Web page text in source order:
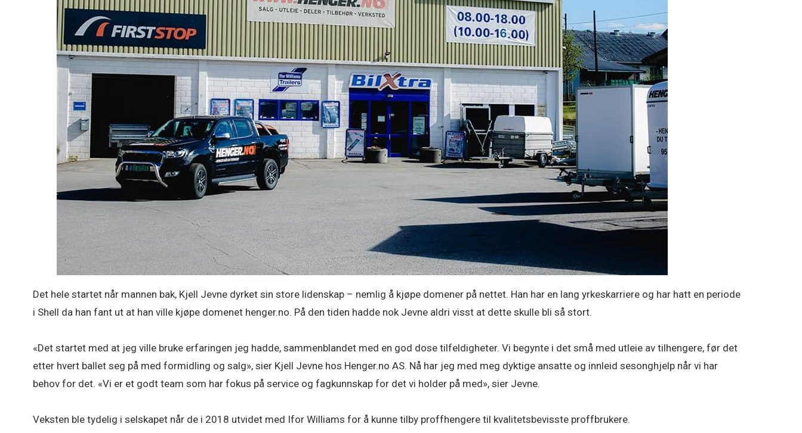
Det hele startet når mannen bak, Kjell Jevne dyrket sin store lidenskap – nemlig å kjøpe domener på nettet. Han har en lang yrkeskarriere og har hatt en periode
i Shell da han fant ut at han ville kjøpe domenet henger.no. På den tiden hadde nok Jevne aldri visst at dette skulle bli så stort.
«Det startet med at jeg ville bruke erfaringen jeg hadde, sammenblandet med en god dose tilfeldigheter. Vi begynte i det små med utleie av tilhengere, før det
etter hvert ballet seg på med formidling og salg», sier Kjell Jevne hos Henger.no AS. Nå har jeg med meg dyktige ansatte og innleid sesonghjelp når vi har
behov for det. «Vi er et godt team som har fokus på service og fagkunnskap for det vi holder på med», sier Jevne.
Veksten ble tydelig i selskapet når de i 2018 utvidet med Ifor Williams for å kunne tilby proffhengere til kvalitetsbevisste proffbrukere.